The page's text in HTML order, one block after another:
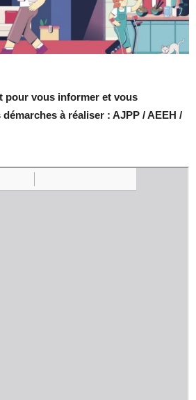
pour vous informer et vous
à réaliser : AJPP / AEEH /